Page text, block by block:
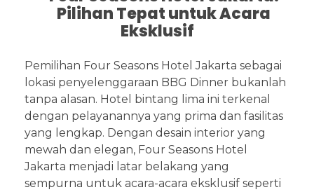
Pilihan Tepat untuk Acara
Eksklusif
Pemilihan Four Seasons Hotel Jakarta sebagai
lokasi penyelenggaraan BBG Dinner bukanlah
tanpa alasan. Hotel bintang lima ini terkenal
dengan pelayanannya yang prima dan fasilitas
yang lengkap. Dengan desain interior yang
mewah dan elegan, Four Seasons Hotel
Jakarta menjadi latar belakang yang
sempurna untuk acara-acara eksklusif seperti